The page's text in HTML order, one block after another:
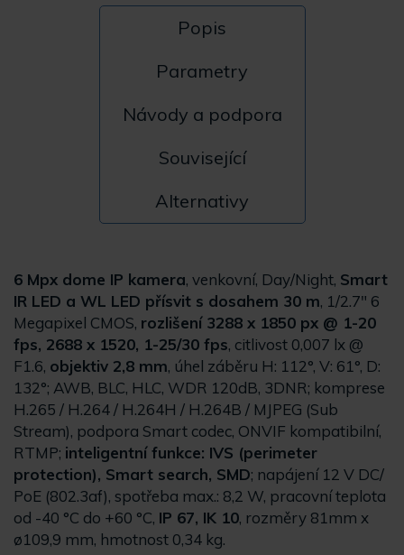
Popis
Parametry
Návody a podpora
Související
Alternativy
6 Mpx dome IP kamera, venkovní, Day/Night, Smart
IR LED a WL LED přísvit s dosahem 30 m, 1/2.7" 6
Megapixel CMOS, rozlišení 3288 x 1850 px @ 1-20
fps, 2688 x 1520, 1-25/30 fps, citlivost 0,007 lx @
F1.6, objektiv 2,8 mm, úhel záběru H: 112°, V: 61°, D:
132°; AWB, BLC, HLC, WDR 120dB, 3DNR; komprese
H.265 / H.264 / H.264H / H.264B / MJPEG (Sub
Stream), podpora Smart codec, ONVIF kompatibilní,
RTMP; inteligentní funkce: IVS (perimeter
protection), Smart search, SMD; napájení 12 V DC/
PoE (802.3af), spotřeba max.: 8,2 W, pracovní teplota
od -40 °C do +60 °C, IP 67, IK 10, rozměry 81mm x
ø109,9 mm, hmotnost 0,34 kg.